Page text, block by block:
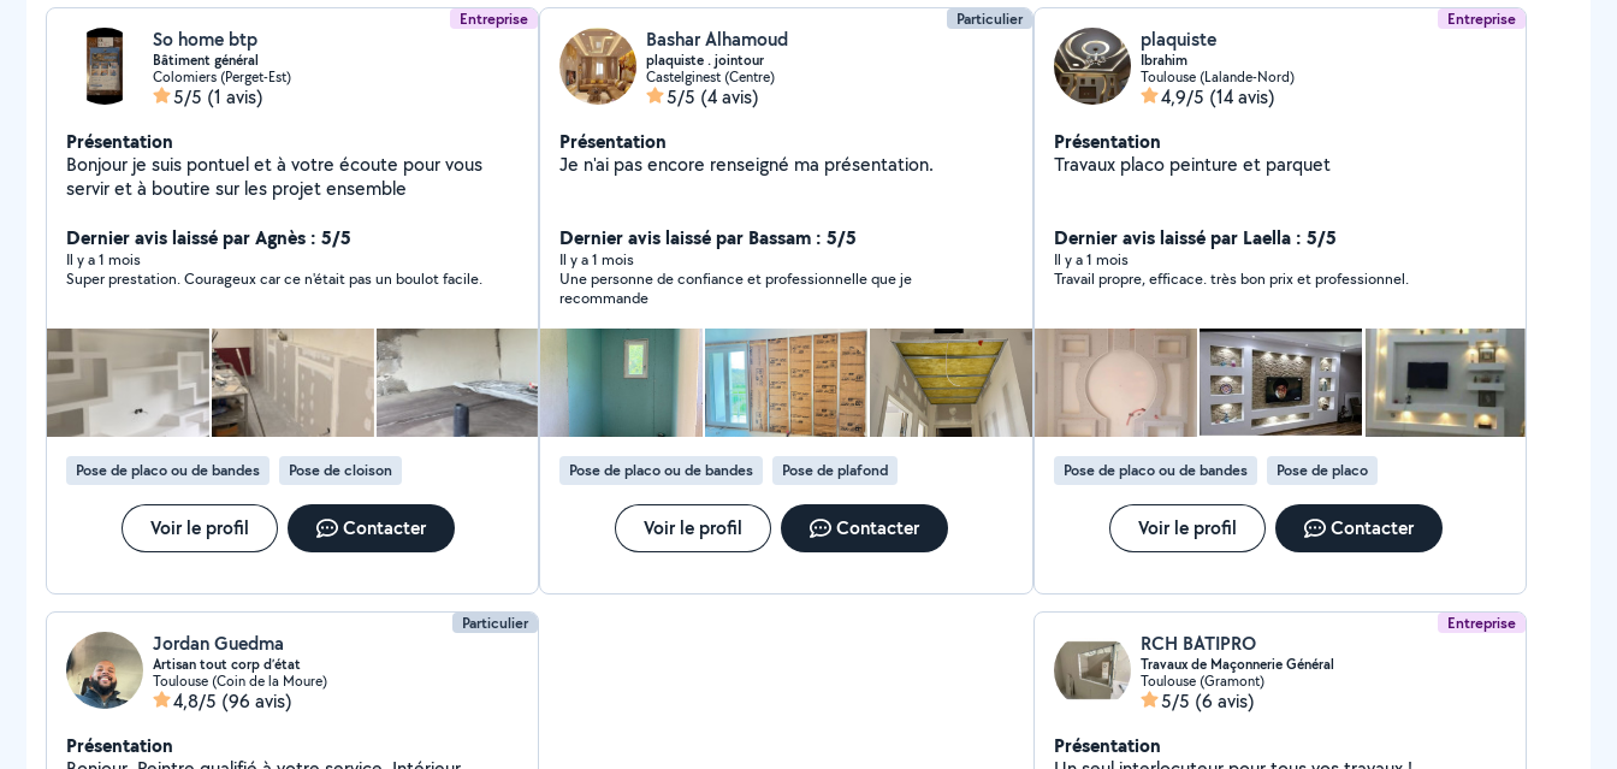
Entreprise
So home btp
Bâtiment général
Colomiers (Perget-Est)
5/5 (1 avis)
Présentation
Bonjour je suis pontuel et à votre écoute pour vous
servir et à boutire sur les projet ensemble
Dernier avis laissé par Agnès : 5/5
Il y a 1 mois
Super prestation. Courageux car ce n'était pas un boulot facile.
Pose de placo ou de bandes Pose de cloison
Voir le profil Contacter
Particulier
Bashar Alhamoud
plaquiste . jointour
Castelginest (Centre)
5/5 (4 avis)
Présentation
Je n'ai pas encore renseigné ma présentation.
Dernier avis laissé par Bassam : 5/5
Il y a 1 mois
Une personne de confiance et professionnelle que je
recommande
Pose de placo ou de bandes Pose de plafond
Voir le profil Contacter
Entreprise
plaquiste
Ibrahim
Toulouse (Lalande-Nord)
4,9/5 (14 avis)
Présentation
Travaux placo peinture et parquet
Dernier avis laissé par Laella : 5/5
Il y a 1 mois
Travail propre, efficace. très bon prix et professionnel.
Pose de placo ou de bandes Pose de placo
Voir le profil Contacter
Particulier
Jordan Guedma
Artisan tout corp d’état
Toulouse (Coin de la Moure)
4,8/5 (96 avis)
Présentation
Entreprise
RCH BATIPRO
Travaux de Maçonnerie Général
Toulouse (Gramont)
5/5 (6 avis)
Présentation